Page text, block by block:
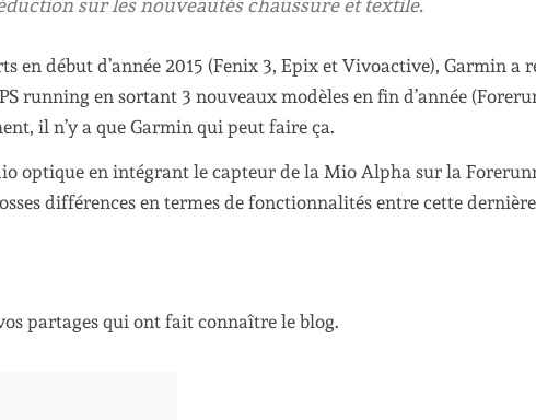
sur les nouveautés chaussure et textile.
en début d’année 2015 (Fenix 3, Epix et Vivoactive), Garmin a
running en sortant 3 nouveaux modèles en fin d’année
il n’y a que Garmin qui peut faire ça.
optique en intégrant le capteur de la Mio Alpha sur la
différences en termes de fonctionnalités entre cette
partages qui ont fait connaître le blog.